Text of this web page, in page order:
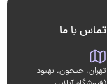
تماس با ما
تهران، جیحون، بهنود